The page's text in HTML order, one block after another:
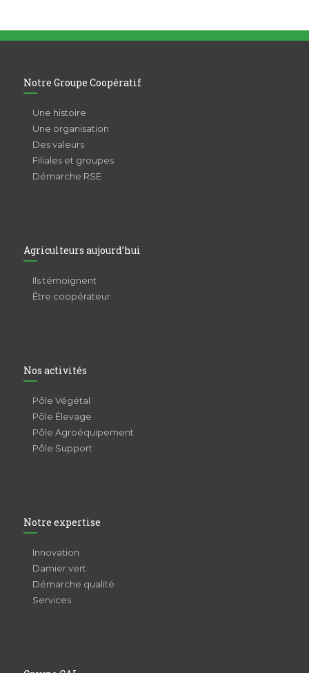
Notre Groupe Coopératif
Une histoire
Une organisation
Des valeurs
Filiales et groupes
Démarche RSE
Agriculteurs aujourd’hui
Ils témoignent
Être coopérateur
Nos activités
Pôle Végétal
Pôle Élevage
Pôle Agroéquipement
Pôle Support
Notre expertise
Innovation
Damier vert
Démarche qualité
Services